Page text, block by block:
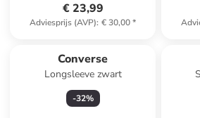
€ 23,99
Adviesprijs (AVP): € 30,00*
Converse
Longsleeve zwart
-32%